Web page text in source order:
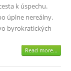
k úspechu.
úplne nereálny.
byrokratických
Read more...